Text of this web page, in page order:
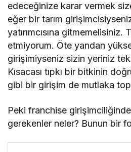
edeceğinize karar vermek
eğer bir tarım
yatırımcısına gitmemelisiniz.
etmiyorum. Öte yandan
girişimiyseniz sizin yeriniz
Kısacası tıpkı bir bitkinin
gibi bir girişim de mutlaka
Peki franchise girişimciliğinde
gerekenler neler? Bunun bir